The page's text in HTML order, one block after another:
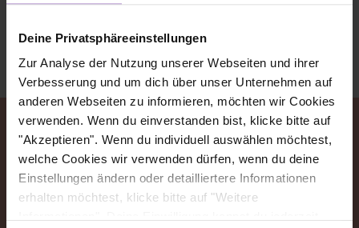
Deine Privatsphäreeinstellungen
Zur Analyse der Nutzung unserer Webseiten und ihrer
Verbesserung und um dich über unser Unternehmen auf
anderen Webseiten zu informieren, möchten wir Cookies
verwenden. Wenn du einverstanden bist, klicke bitte auf
"Akzeptieren". Wenn du individuell auswählen möchtest,
welche Cookies wir verwenden dürfen, wenn du deine
Einstellungen ändern oder detailliertere Informationen
erhalten möchtest, klicke bitte auf "Weitere
Event Anmeldung
Hier kannst du dich zu dem Event anmelden oder
abmelden.